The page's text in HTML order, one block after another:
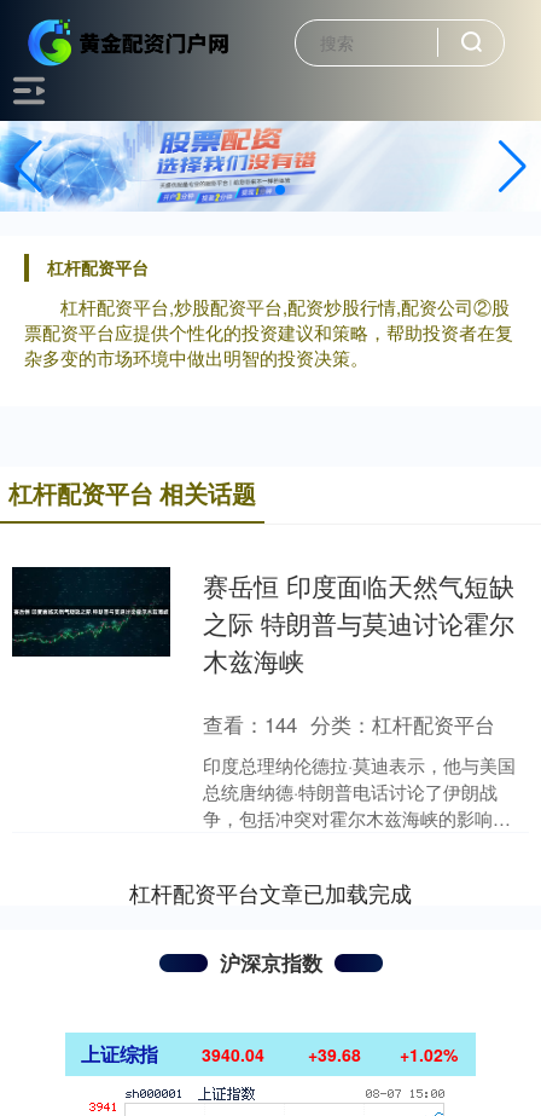
杠杆配资平台
杠杆配资平台,炒股配资平台,配资炒股行情,配资公司②股
票配资平台应提供个性化的投资建议和策略，帮助投资者在复
杂多变的市场环境中做出明智的投资决策。
杠杆配资平台 相关话题
赛岳恒 印度面临天然气短缺
之际 特朗普与莫迪讨论霍尔
木兹海峡
查看： 144 分类：杠杆配资平台
印度总理纳伦德拉·莫迪表示，他与美国
总统唐纳德·特朗普电话讨论了伊朗战
争，包括冲突对霍尔木兹海峡的影响。
杠杆配资平台文章已加载完成
沪深京指数
上证综指 3940.04 +39.68 +1.02%